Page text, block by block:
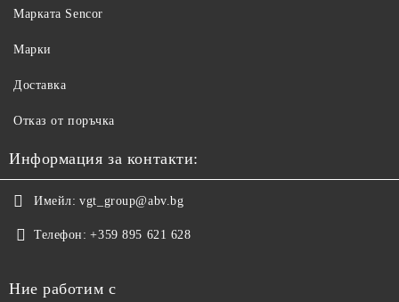
Maрката Sencor
Марки
Доставка
Отказ от поръчка
Информация за контакти:
Имейл: vgt_group@abv.bg
Телефон: +359 895 621 628
Ние работим с